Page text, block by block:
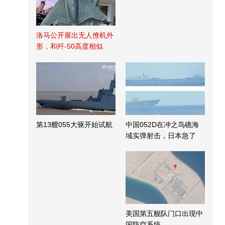
洛马公开展出无人僚机外
形，和歼-50高度相似
第13艘055大驱开始试航
中国052D在冲之鸟礁海
域实弹射击，日本急了
美国第五舰队门口出现中